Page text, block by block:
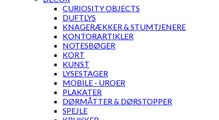
CURIOSITY OBJECTS
DUFTLYS
KNAGERÆKKER & STUMTJENERE
KONTORARTIKLER
NOTESBØGER
KORT
KUNST
LYSESTAGER
MOBILE - UROER
PLAKATER
DØRMÅTTER & DØRSTOPPER
SPEJLE